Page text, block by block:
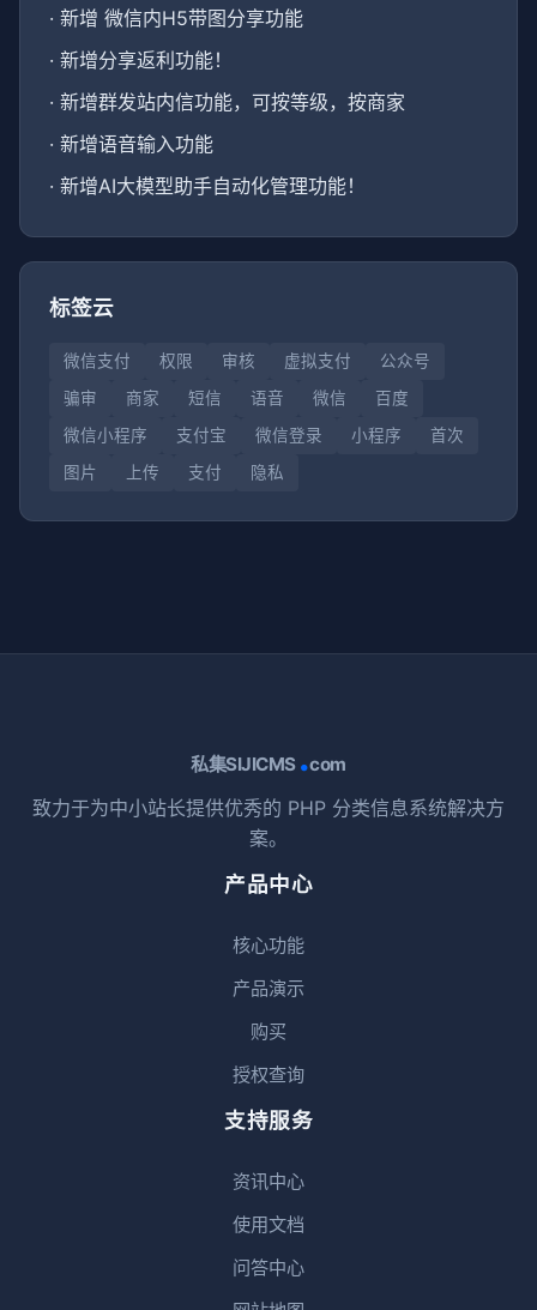
· 新增 微信内H5带图分享功能
· 新增分享返利功能！
· 新增群发站内信功能，可按等级，按商家
· 新增语音输入功能
· 新增AI大模型助手自动化管理功能！
标签云
微信支付 权限 审核 虚拟支付
公众号
骗审
商家 短信 语音 微信
百度
微信小程序
支付宝 微信登录 小程序
首次
图片
上传 支付 隐私
私集SIJICMS .com
致力于为中小站长提供优秀的 PHP 分类信息系统解决方
案。
产品中心
核心功能
产品演示
购买
授权查询
支持服务
资讯中心
使用文档
问答中心